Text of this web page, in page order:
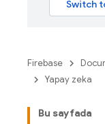
Firebase
Yapay zeka
Bu sayfada